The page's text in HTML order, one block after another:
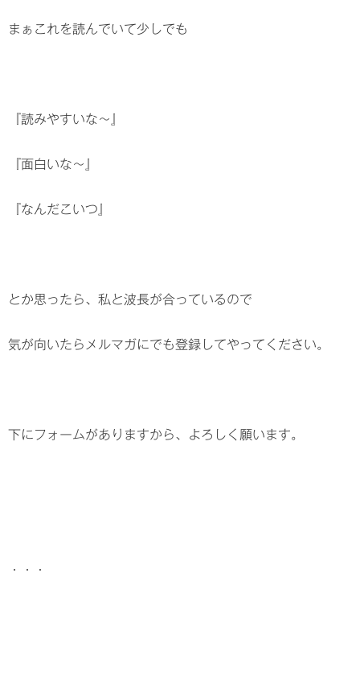
まぁこれを読んでいて少しでも
『読みやすいな～』
『面白いな～』
『なんだこいつ』
とか思ったら、私と波長が合っているので
気が向いたらメルマガにでも登録してやってください。
下にフォームがありますから、よろしく願います。
・・・